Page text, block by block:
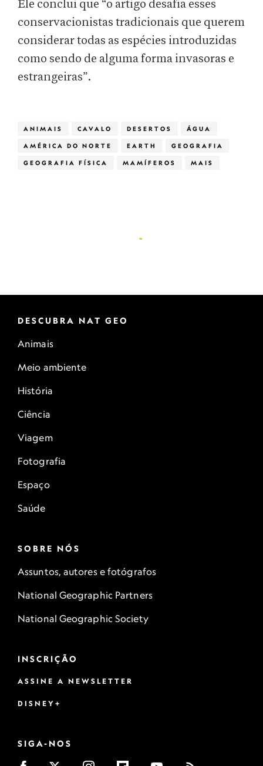
Ele conclui que “o artigo desafia esses
conservacionistas tradicionais que querem
considerar todas as espécies introduzidas
como sendo de alguma forma invasoras e
estrangeiras”.
ANIMAIS CAVALO DESERTOS ÁGUA
AMÉRICA DO NORTE EARTH GEOGRAFIA
GEOGRAFIA FÍSICA MAMÍFEROS MAIS
DESCUBRA NAT GEO
Animais
Meio ambiente
História
Ciência
Viagem
Fotografia
Espaço
Saúde
SOBRE NÓS
Assuntos, autores e fotógrafos
National Geographic Partners
National Geographic Society
INSCRIÇÃO
ASSINE A NEWSLETTER
DISNEY+
SIGA-NOS